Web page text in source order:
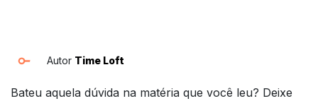
Autor Time Loft
Bateu aquela dúvida na matéria que você leu? Deixe